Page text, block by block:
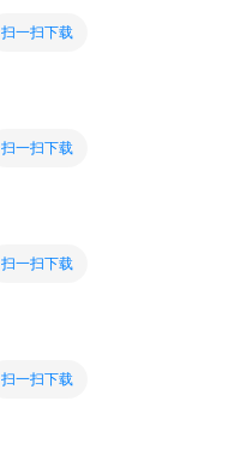
扫一扫下载
扫一扫下载
扫一扫下载
扫一扫下载